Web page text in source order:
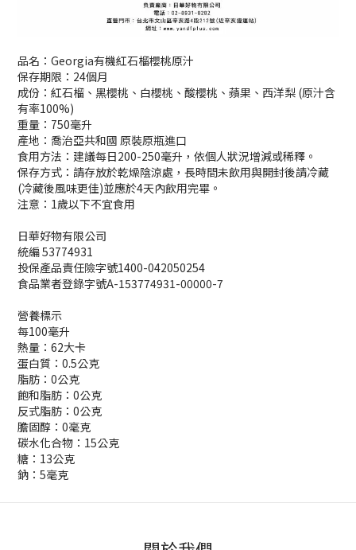
品名：Georgia有機紅石榴櫻桃原汁
保存期限：24個月
成份：紅石榴、黑櫻桃、白櫻桃、酸櫻桃、蘋果、西洋梨 (原汁含
有率100%)
重量：750毫升
產地：喬治亞共和國 原裝原瓶進口
食用方法：建議每日200-250毫升，依個人狀況增減或稀釋。
保存方式：請存放於乾燥陰涼處，長時間未飲用與開封後請冷藏
(冷藏後風味更佳)並應於4天內飲用完畢。
注意：1歲以下不宜食用
日華好物有限公司
統編 53774931
投保產品責任險字號1400-042050254
食品業者登錄字號A-153774931-00000-7
營養標示
每100毫升
熱量：62大卡
蛋白質：0.5公克
脂肪：0公克
飽和脂肪：0公克
反式脂肪：0公克
膽固醇：0毫克
碳水化合物：15公克
糖：13公克
鈉：5毫克